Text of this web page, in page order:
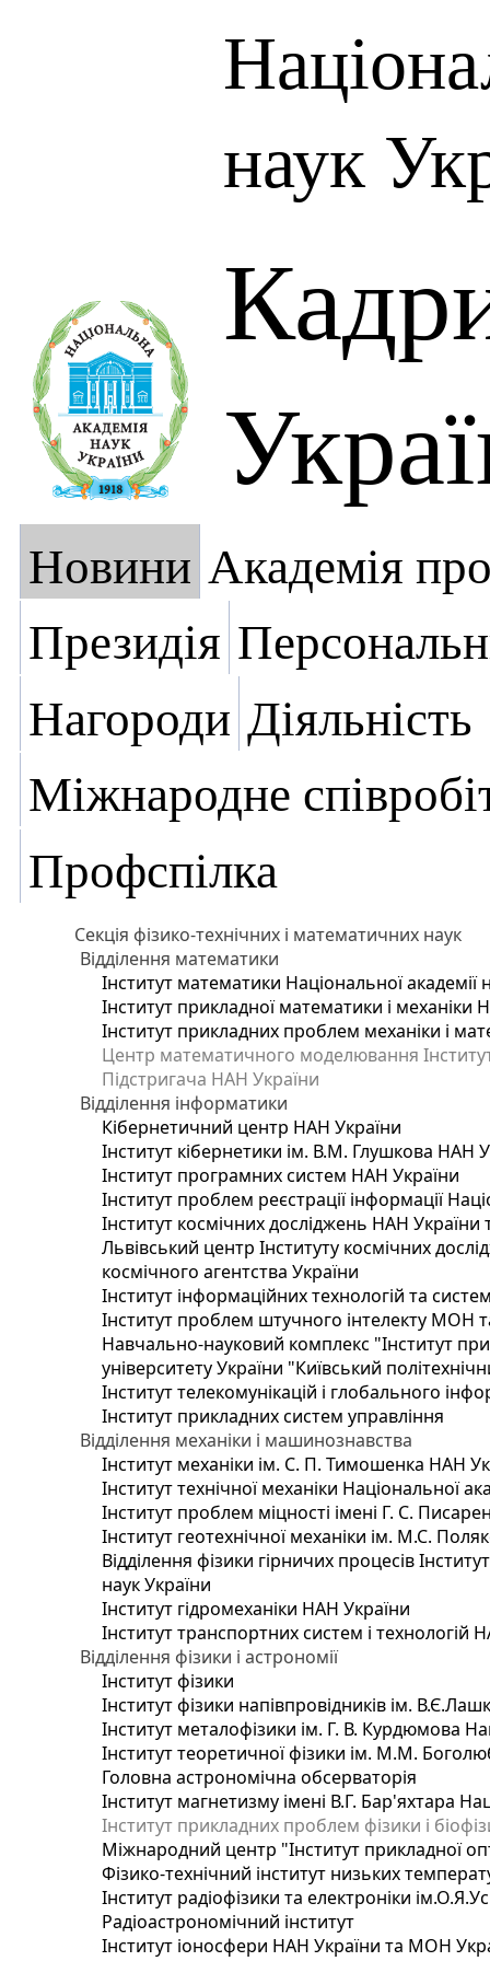
наук
Новини Академія
Президія
Нагороди Діяльність
Міжнародне
Профспілка
Секція фізико-технічних і математичних наук
Відділення математики
Інститут математики Національної академії
Інститут прикладної математики і механіки
Інститут прикладних проблем механіки і
Центр математичного моделювання
Підстригача НАН України
Відділення інформатики
Кібернетичний центр НАН України
Інститут кібернетики ім. В.М. Глушкова НАН
Інститут програмних систем НАН України
Інститут проблем реєстрації інформації
Інститут космічних досліджень НАН України
Львівський центр Інституту космічних
космічного агентства України
Інститут інформаційних технологій та
Інститут проблем штучного інтелекту МОН
Навчально-науковий комплекс "Інститут
університету України "Київський
Інститут телекомунікацій і глобального
Інститут прикладних систем управління
Відділення механіки і машинознавства
Інститут механіки ім. С. П. Тимошенка НАН
Інститут технічної механіки Національної
Інститут проблем міцності імені Г. С.
Інститут геотехнічної механіки ім. М.С.
Відділення фізики гірничих процесів
наук України
Інститут гідромеханіки НАН України
Інститут транспортних систем і технологій
Відділення фізики і астрономії
Інститут фізики
Інститут фізики напівпровідників ім.
Інститут металофізики ім. Г. В. Курдюмова
Інститут теоретичної фізики ім. М.М.
Головна астрономічна обсерваторія
Інститут магнетизму імені В.Г. Бар'яхтара
Інститут прикладних проблем фізики і
Міжнародний центр "Інститут прикладної
Фізико-технічний інститут низьких
Інститут радіофізики та електроніки
Радіоастрономічний інститут
Інститут іоносфери НАН України та МОН